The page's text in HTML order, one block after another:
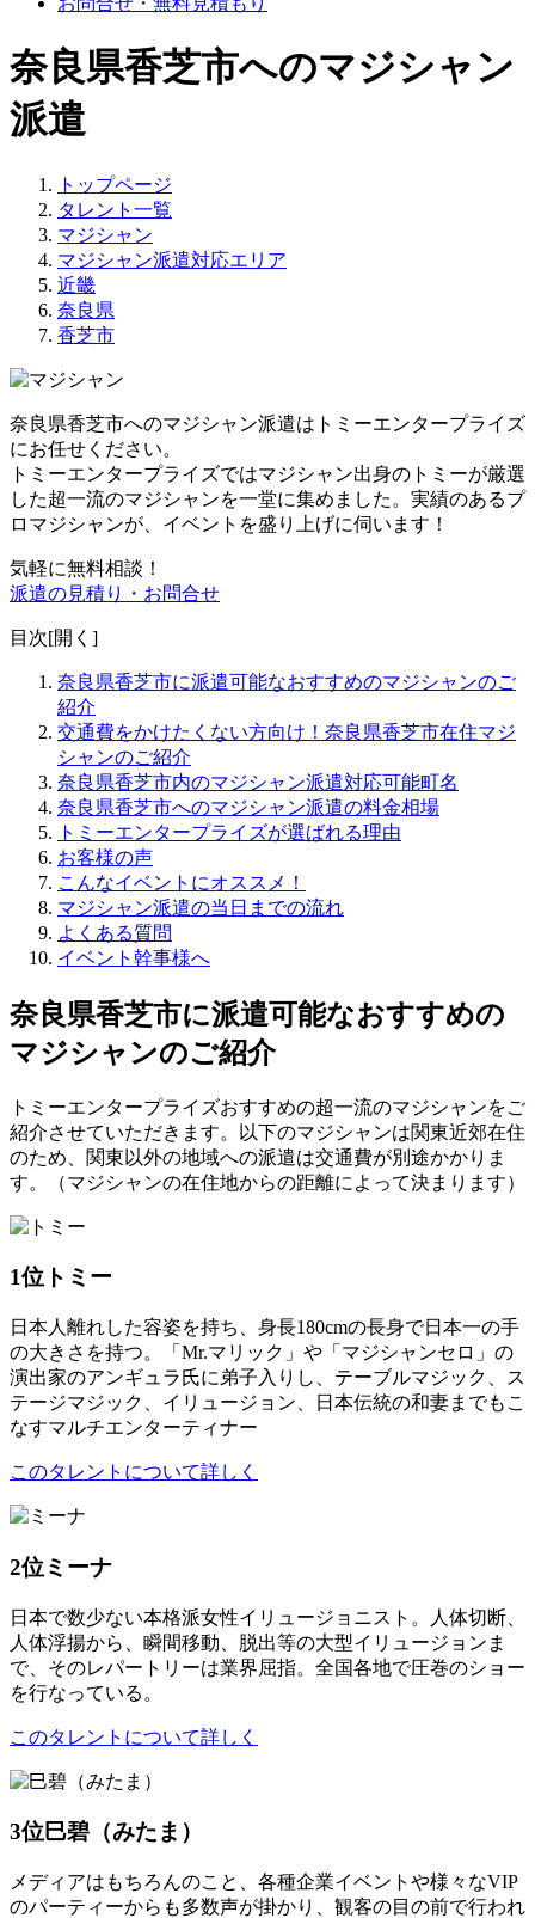
奈良県香芝市へのマジシャン
派遣
トップページ
タレント一覧
マジシャン
マジシャン派遣対応エリア
近畿
奈良県
香芝市
奈良県香芝市へのマジシャン派遣はトミーエンタープライズ
にお任せください。
トミーエンタープライズではマジシャン出身のトミーが厳選
した超一流のマジシャンを一堂に集めました。 実績のあるプ
ロマジシャンが、イベントを盛り上げに伺います！
気軽に無料相談！
派遣の見積り・お問合せ
目次[開く ]
奈良県香芝市に派遣可能なおすすめのマジシャンのご
紹介
交通費をかけたくない方向け！奈良県香芝市在住マジ
シャンのご紹介
奈良県香芝市内のマジシャン派遣対応可能町名
奈良県香芝市へのマジシャン派遣の料金相場
トミーエンタープライズが選ばれる理由
お客様の声
こんなイベントにオススメ！
マジシャン派遣の当日までの流れ
よくある質問
イベント幹事様へ
奈良県香芝市に派遣可能なおすすめの
マジシャンのご紹介
トミーエンタープライズおすすめの超一流のマジシャンをご
紹介させていただきます。以下のマジシャンは関東近郊在住
のため、関東以外の地域への派遣は交通費が別途かかりま
す。（マジシャンの在住地からの距離によって決まります）
1位 トミー
日本人離れした容姿を持ち、身長180cmの長身で日本一の手
の大きさを持つ。「Mr.マリック」や「マジシャンセロ」の
演出家のアンギュラ氏に弟子入りし、テーブルマジック、ス
テージマジック、イリュージョン、日本伝統の和妻までもこ
なすマルチエンターティナー
このタレントについて詳しく
2位 ミーナ
日本で数少ない本格派女性イリュージョニスト。人体切断、
人体浮揚から、瞬間移動、脱出等の大型イリュージョンま
で、そのレパートリーは業界屈指。全国各地で圧巻のショー
を行なっている。
このタレントについて詳しく
3位巳碧（みたま）
メディアはもちろんのこと、各種企業イベントや様々なVIP
のパーティーからも多数声が掛かり、観客の目の前で行われ